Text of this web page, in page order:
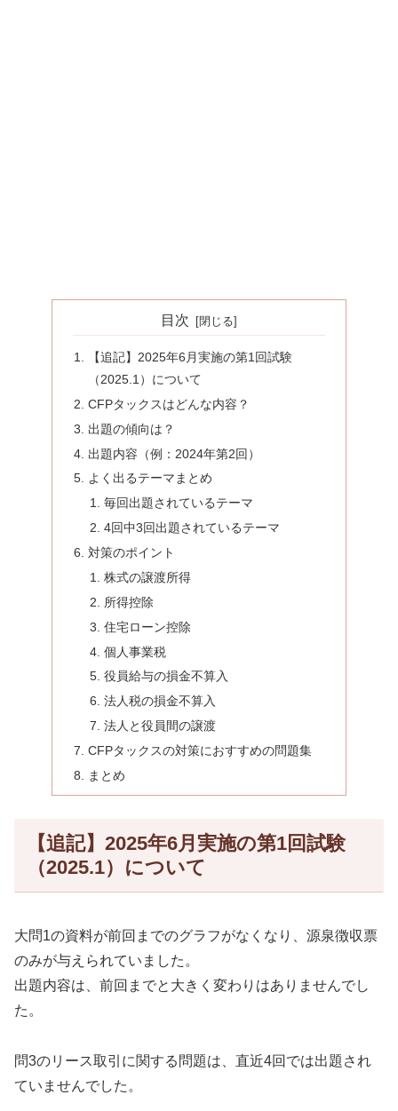
目次
【追記】2025年6月実施の第1回試験
（2025.1）について
CFPタックスはどんな内容？
出題の傾向は？
出題内容（例：2024年第2回）
よく出るテーマまとめ
毎回出題されているテーマ
4回中3回出題されているテーマ
対策のポイント
株式の譲渡所得
所得控除
住宅ローン控除
個人事業税
役員給与の損金不算入
法人税の損金不算入
法人と役員間の譲渡
CFPタックスの対策におすすめの問題集
まとめ
【追記】2025年6月実施の第1回試験
（2025.1）について
大問1の資料が前回までのグラフがなくなり、源泉徴収票
のみが与えられていました。
出題内容は、前回までと大きく変わりはありませんでし
た。
問3のリース取引に関する問題は、直近4回では出題され
ていませんでした。